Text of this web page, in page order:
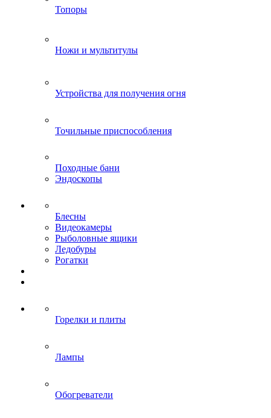
Топоры
Ножи и мультитулы
Устройства для получения огня
Точильные приспособления
Походные бани
Эндоскопы
Блесны
Видеокамеры
Рыболовные ящики
Ледобуры
Рогатки
Горелки и плиты
Лампы
Обогреватели